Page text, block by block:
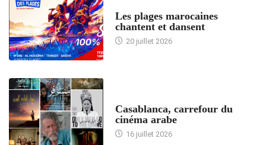
Les plages marocaines
chantent et dansent
20 juillet 2026
Casablanca, carrefour du
cinéma arabe
16 juillet 2026